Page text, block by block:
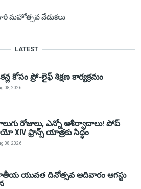
మహోత్సవ వేడుకలు
LATEST
కోసం ప్రో-లైఫ్ శిక్షణ కార్యక్రమం
08, 2026
రోజులు, ఎన్నో ఆశీర్వాదాలు! పోప్
XIV ఫ్రాన్స్ యాత్రకు సిద్ధం
08, 2026
యువత దినోత్సవ ఆదివారం ఆగస్టు